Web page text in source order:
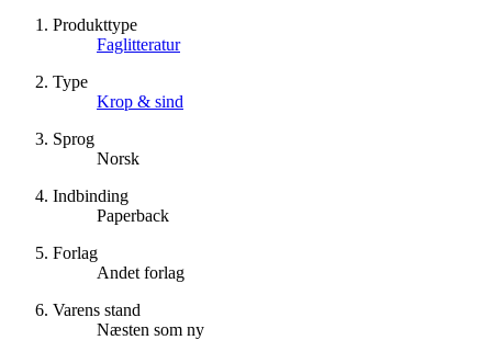
Produkttype
Faglitteratur
Type
Krop & sind
Sprog
Norsk
Indbinding
Paperback
Forlag
Andet forlag
Varens stand
Næsten som ny